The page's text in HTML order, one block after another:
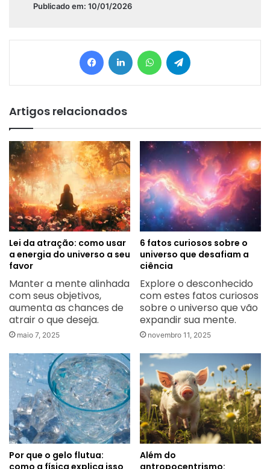
Publicado em: 10/01/2026
FacebookLinkedin WhatsApp
Artigos relacionados
Lei da atração: como usar
a energia do universo a seu
favor
Manter a mente alinhada
com seus objetivos,
aumenta as chances de
atrair o que deseja.
maio 7, 2025
6 fatos curiosos sobre o
universo que desafiam a
ciência
Explore o desconhecido
com estes fatos curiosos
sobre o universo que vão
expandir sua mente.
novembro 11, 2025
Por que o gelo flutua:
como a física explica isso
Além do
antropocentrismo: